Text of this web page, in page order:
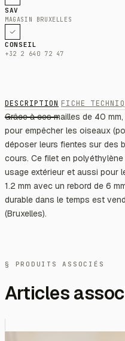
SAV
MAGASIN BRUXELLES
CONSEIL
+32 2 640 72 47
DESCRIPTION FICHE
Grâce à ces mailles de 40
pour empêcher les oiseaux
déposer leurs fientes sur des
cours. Ce filet en
usage extérieur et aussi pour
1.2 mm avec un rebord de 6
durable dans le temps est
(Bruxelles).
§ PRODUITS ASSOCIÉS
Articles